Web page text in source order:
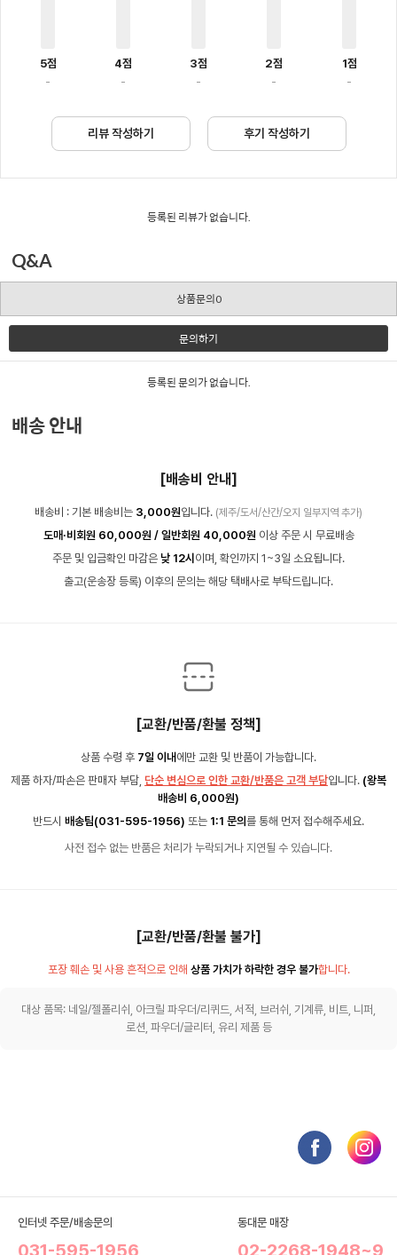
5점
-
4점
-
3점
-
2점
-
1점
-
리뷰 작성하기 후기 작성하기
등록된 리뷰가 없습니다.
Q&A
상품문의0
문의하기
등록된 문의가 없습니다.
배송 안내
[배송비 안내]
배송비 : 기본 배송비는 3,000원입니다. (제주/도서/산간/오지 일부지역 추가)
도매·비회원 60,000원 / 일반회원 40,000원 이상 주문 시 무료배송
주문 및 입금확인 마감은 낮 12시 이며, 확인까지 1~3일 소요됩니다.
출고(운송장 등록) 이후의 문의는 해당 택배사로 부탁드립니다.
[교환/반품/환불 정책]
상품 수령 후 7일 이내 에만 교환 및 반품이 가능합니다.
제품 하자/파손은 판매자 부담, 단순 변심으로 인한 교환/반품은 고객 부담입니다. (왕복
배송비 6,000원)
반드시 배송팀(031-595-1956) 또는 1:1 문의 를 통해 먼저 접수해주세요.
사전 접수 없는 반품은 처리가 누락되거나 지연될 수 있습니다.
[교환/반품/환불 불가]
포장 훼손 및 사용 흔적으로 인해 상품 가치가 하락한 경우 불가합니다.
대상 품목: 네일/젤폴리쉬, 아크릴 파우더/리퀴드, 서적, 브러쉬, 기계류, 비트, 니퍼,
로션, 파우더/글리터, 유리 제품 등
인터넷 주문/배송문의
031-595-1956
동대문 매장
02-2268-1948~9